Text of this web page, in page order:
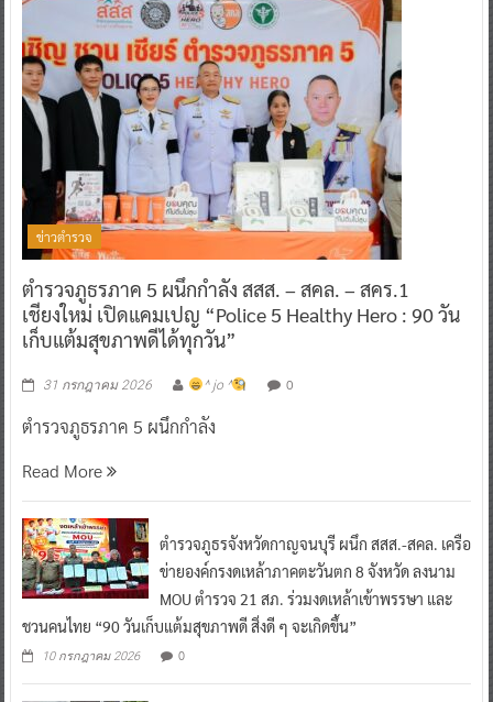
ข่าวตำรวจ
ตำรวจภูธรภาค 5 ผนึกกำลัง สสส. – สคล. – สคร.1
เชียงใหม่ เปิดแคมเปญ “Police 5 Healthy Hero : 90 วัน
เก็บแต้มสุขภาพดีได้ทุกวัน”
31 กรกฎาคม 2026 ^ jo ^ 0
ตำรวจภูธรภาค 5 ผนึกกำลัง
Read More
ตำรวจภูธรจังหวัดกาญจนบุรี ผนึก สสส.-สคล. เครือ
ข่ายองค์กรงดเหล้าภาคตะวันตก 8 จังหวัด ลงนาม
MOU ตำรวจ 21 สภ. ร่วมงดเหล้าเข้าพรรษา และ
ชวนคนไทย “90 วันเก็บแต้มสุขภาพดี สิ่งดี ๆ จะเกิดขึ้น”
10 กรกฎาคม 2026 0